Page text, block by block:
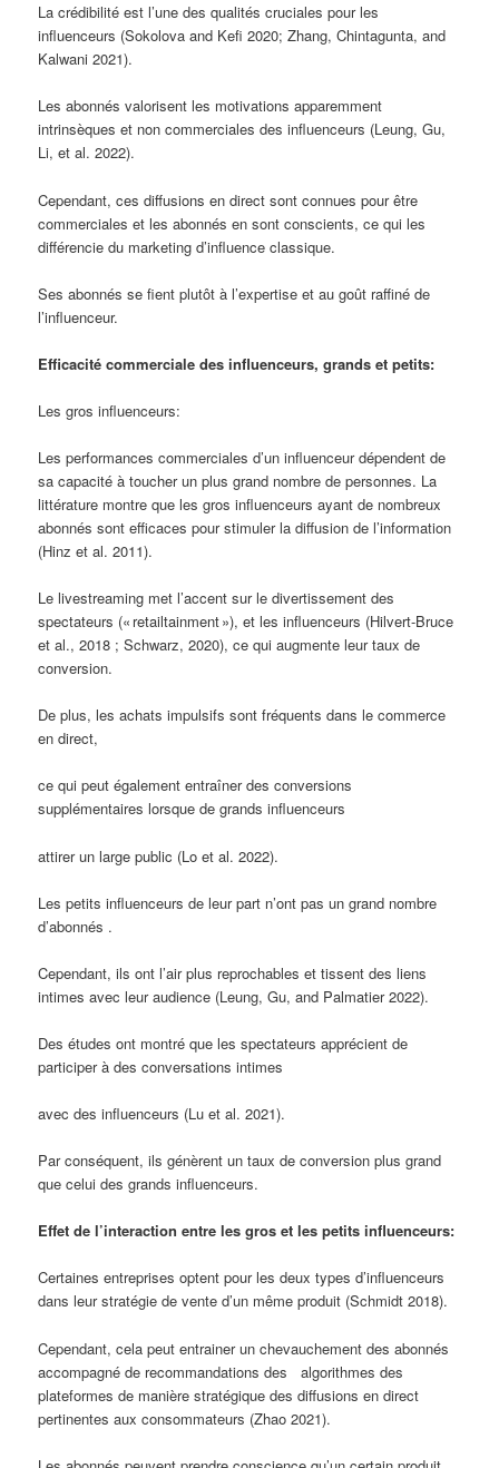
La crédibilité est l’une des qualités cruciales pour les
influenceurs (Sokolova and Kefi 2020; Zhang, Chintagunta, and
Kalwani 2021).
Les abonnés valorisent les motivations apparemment
intrinsèques et non commerciales des influenceurs (Leung, Gu,
Li, et al. 2022).
Cependant, ces diffusions en direct sont connues pour être
commerciales et les abonnés en sont conscients, ce qui les
différencie du marketing d’influence classique.
Ses abonnés se fient plutôt à l’expertise et au goût raffiné de
l’influenceur.
Efficacité commerciale des influenceurs, grands et petits:
Les gros influenceurs:
Les performances commerciales d’un influenceur dépendent de
sa capacité à toucher un plus grand nombre de personnes. La
littérature montre que les gros influenceurs ayant de nombreux
abonnés sont efficaces pour stimuler la diffusion de l’information
(Hinz et al. 2011).
Le livestreaming met l’accent sur le divertissement des
spectateurs (« retailtainment »), et les influenceurs (Hilvert-Bruce
et al., 2018 ; Schwarz, 2020), ce qui augmente leur taux de
conversion.
De plus, les achats impulsifs sont fréquents dans le commerce
en direct,
ce qui peut également entraîner des conversions
supplémentaires lorsque de grands influenceurs
attirer un large public (Lo et al. 2022).
Les petits influenceursde leur part n’ont pas un grand nombre
d’abonnés .
Cependant, ils ont l’air plus reprochables et tissent des liens
intimes avec leur audience (Leung, Gu, and Palmatier 2022).
Des études ont montré que les spectateurs apprécient de
participer à des conversations intimes
avec des influenceurs (Lu et al. 2021).
Par conséquent, ils génèrent un taux de conversion plus grand
que celui des grands influenceurs.
Effet de l’interaction entre les gros et les petits influenceurs:
Certaines entreprises optent pour les deux types d’influenceurs
dans leur stratégie de vente d’un même produit (Schmidt 2018).
Cependant, cela peut entrainer un chevauchement des abonnés
accompagné de recommandations des algorithmes des
plateformes de manière stratégique des diffusions en direct
pertinentes aux consommateurs (Zhao 2021).